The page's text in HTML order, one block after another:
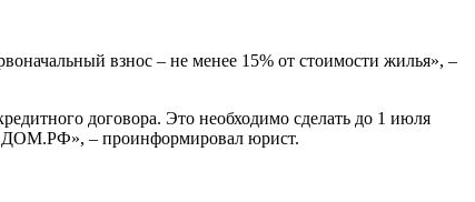
взнос – не менее 15% от стоимости жилья», –
договора. Это необходимо сделать до 1 июля
ДОМ.РФ», – проинформировал юрист.